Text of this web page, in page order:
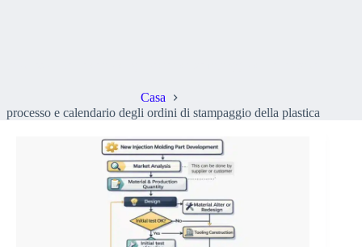
Casa
processo e calendario degli ordini di stampaggio della plastica